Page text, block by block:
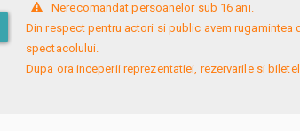
Nerecomandat persoanelor sub 16 ani.
Din respect pentru actori si public avem rugamintea
spectacolului.
Dupa ora inceperii reprezentatiei, rezervarile si